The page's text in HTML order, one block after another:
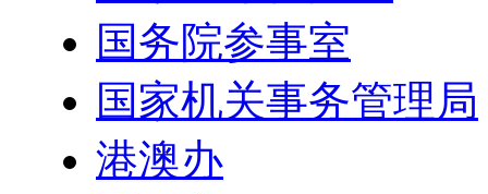
国务院参事室
国家机关事务管理局
港澳办